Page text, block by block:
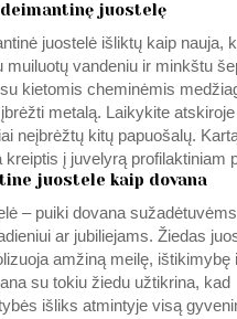
juostelę
juostelė išliktų kaip nauja,
muiluotų vandeniu ir minkštu
kietomis cheminėmis
metalą. Laikykite
neįbrėžtų kitų papuošalų.
kreiptis į juvelyrą profilaktiniam
juostele kaip dovana
– puiki dovana
ar jubiliejams. Žiedas
amžiną meilę, ištikimybę
su tokiu žiedu užtikrina, kad
išliks atmintyje visą